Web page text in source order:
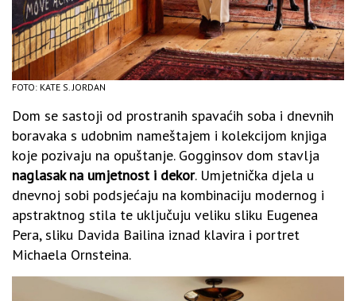
FOTO: KATE S. JORDAN
Dom se sastoji od prostranih spavaćih soba i dnevnih
boravaka s udobnim nameštajem i kolekcijom knjiga
koje pozivaju na opuštanje. Gogginsov dom stavlja
naglasak na umjetnost i dekor. Umjetnička djela u
dnevnoj sobi podsjećaju na kombinaciju modernog i
apstraktnog stila te uključuju veliku sliku Eugenea
Pera, sliku Davida Bailina iznad klavira i portret
Michaela Ornsteina.